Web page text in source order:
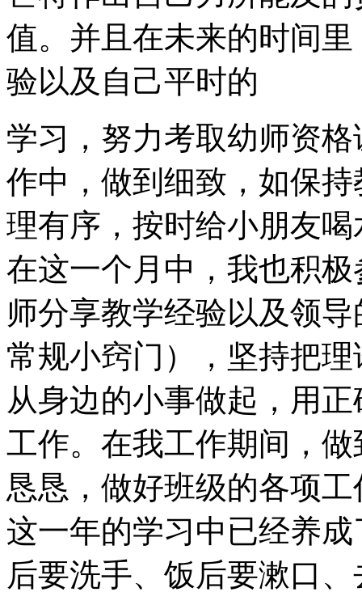
值。并且在未来的时间
验以及自己平时的
学习，努力考取幼师资
作中，做到细致，如保
理有序，按时给小朋友
在这一个月中，我也积
师分享教学经验以及领
常规小窍门），坚持把
从身边的小事做起，用
工作。在我工作期间，
恳恳，做好班级的各项
这一年的学习中已经养
后要洗手、饭后要漱口